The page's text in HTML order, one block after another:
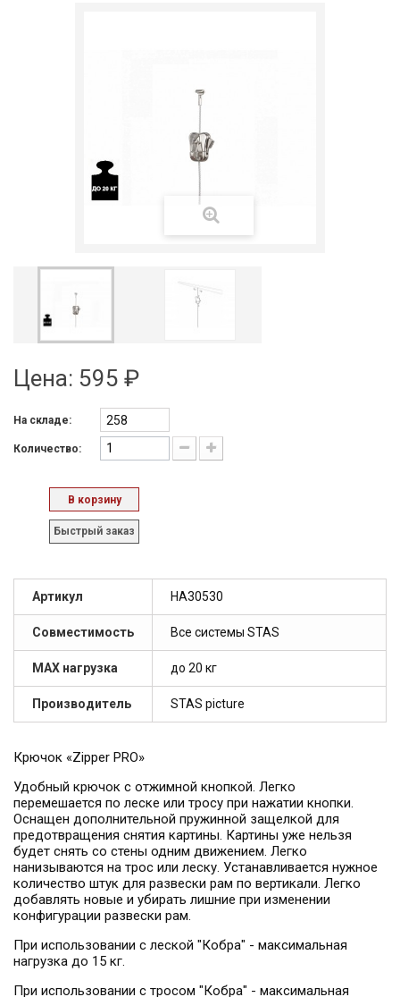
Цена: 595 ₽
На складе: 258
Количество:
В корзину
Быстрый заказ
Артикул HA30530
Совместимость Все системы STAS
МАХ нагрузка до 20 кг
Производитель STAS picture
Крючок «Zipper PRO»
Удобный крючок с отжимной кнопкой. Легко
перемешается по леске или тросу при нажатии кнопки.
Оснащен дополнительной пружинной защелкой для
предотвращения снятия картины. Картины уже нельзя
будет снять со стены одним движением. Легко
нанизываются на трос или леску. Устанавливается нужное
количество штук для развески рам по вертикали. Легко
добавлять новые и убирать лишние при изменении
конфигурации развески рам.
При использовании с леской "Кобра" - максимальная
нагрузка до 15 кг.
При использовании с тросом "Кобра" - максимальная